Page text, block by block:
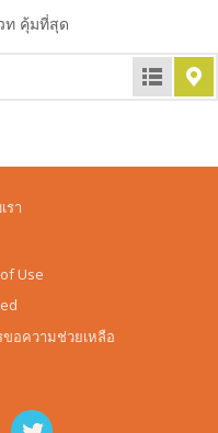
ท คุ้มที่สุด
รา
Use
ขอความช่วยเหลือ